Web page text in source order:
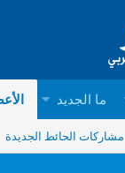
ما الجديد
مشاركات الحائط الجديدة